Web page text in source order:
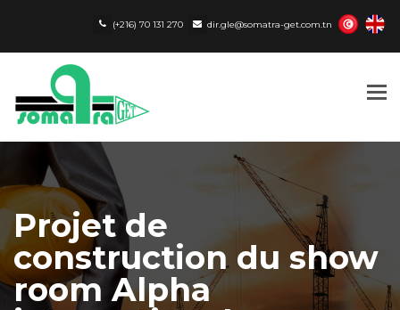
dir.gle@somatra-get.com.tn
(+216) 70 131 270
Projet de
construction du show
room Alpha